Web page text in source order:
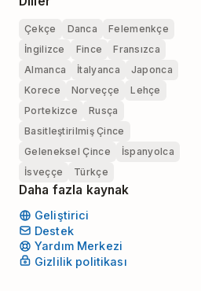
Çekçe Danca
Felemenkçe
İngilizce
Fince
Fransızca
Almanca
İtalyanca
Japonca
Korece
Norveççe
Lehçe
Portekizce
Rusça
Basitleştirilmiş Çince
Geleneksel Çince
İspanyolca
İsveççe
Türkçe
Daha fazla kaynak
Geliştirici
Destek
Yardım Merkezi
Gizlilik politikası